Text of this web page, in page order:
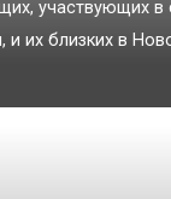
участвующих в
и их близких в